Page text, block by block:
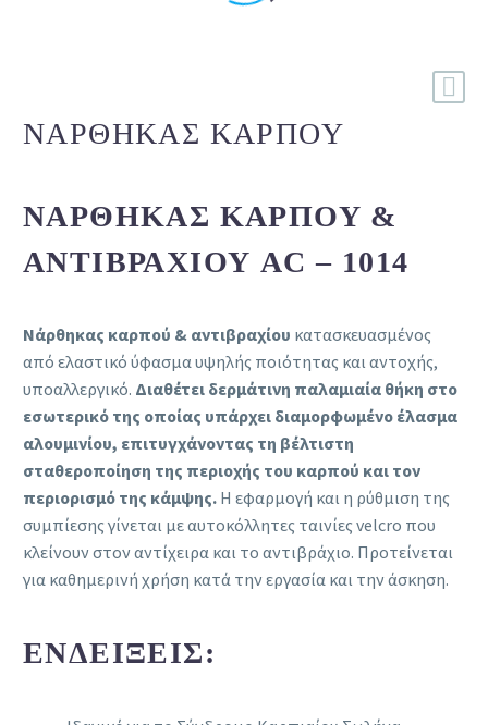
ΝΆΡΘΗΚΑΣ ΚΑΡΠΟΎ
ΝΆΡΘΗΚΑΣ ΚΑΡΠΟΎ &
ΑΝΤΙΒΡΑΧΊΟΥ AC – 1014
Νάρθηκας καρπού & αντιβραχίου κατασκευασμένος
από ελαστικό ύφασμα υψηλής ποιότητας και αντοχής,
υποαλλεργικό. Διαθέτει δερμάτινη παλαμιαία θήκη στο
εσωτερικό της οποίας υπάρχει διαμορφωμένο έλασμα
αλουμινίου, επιτυγχάνοντας τη βέλτιστη
σταθεροποίηση της περιοχής του καρπού και τον
περιορισμό της κάμψης. Η εφαρμογή και η ρύθμιση της
συμπίεσης γίνεται με αυτοκόλλητες ταινίες velcro που
κλείνουν στον αντίχειρα και το αντιβράχιο. Προτείνεται
για καθημερινή χρήση κατά την εργασία και την άσκηση.
ΕΝΔΕΊΞΕΙΣ: